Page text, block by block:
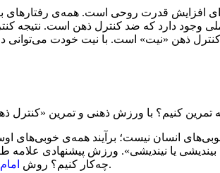
افزایش قدرت روحی است. همه‌ی رفتارهای
وجود دارد که ضد کنترل ذهن است.
ذهن «نیت» است. با نیت خودت می‌توانی
انسان نیست؛ برآیند همه‌ی خوبی‌های
یا نیندیشی». ورزش پیشنهادی
چه‌کار کنیم؟ روش امام درنبرد با دشمنان چه بود؟ هم ِّخودت را «هم واحد» قرار بده.